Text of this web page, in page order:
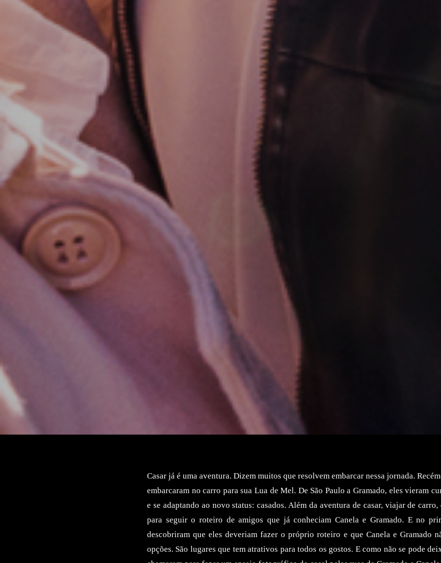
Casar já é uma aventura. Dizem muitos que resolvem embarcar nessa jornada.
embarcaram no carro para sua Lua de Mel. De São Paulo a Gramado, eles vieram
e se adaptando ao novo status: casados. Além da aventura de casar, viajar de
para seguir o roteiro de amigos que já conheciam Canela e Gramado. E no
descobriram que eles deveriam fazer o próprio roteiro e que Canela e Gramado
opções. São lugares que tem atrativos para todos os gostos. E como não se pode